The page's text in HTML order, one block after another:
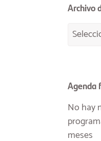
Archivo
Agenda
No hay
meses